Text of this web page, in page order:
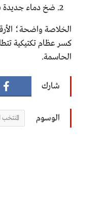
​ضخ دماء جديدة
الحاسمة.
شارك
الوسوم